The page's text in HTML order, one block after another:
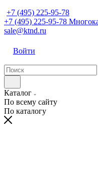
+7 (495) 225-95-78
+7 (495) 225-95-78
sale@ktnd.ru
Войти
Каталог
По всему сайту
По каталогу